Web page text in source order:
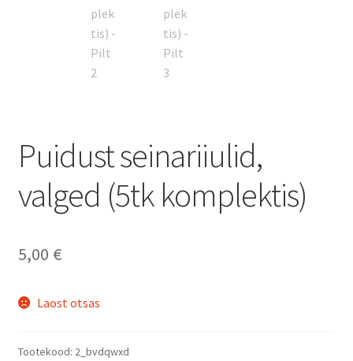
Puidust seinariiulid,
valged (5tk komplektis)
5,00 €
Laost otsas
Tootekood: 2_bvdqwxd